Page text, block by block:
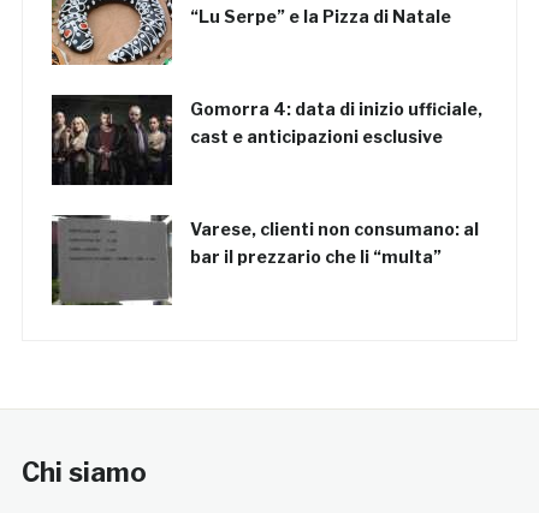
“Lu Serpe” e la Pizza di Natale
Gomorra 4: data di inizio ufficiale,
cast e anticipazioni esclusive
Varese, clienti non consumano: al
bar il prezzario che li “multa”
Chi siamo